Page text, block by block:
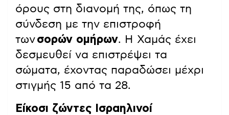
όρους στη διανομή της, όπως τη
σύνδεση με την επιστροφή
τωνσορών ομήρων. Η Χαμάς έχει
δεσμευθεί να επιστρέψει τα
σώματα, έχοντας παραδώσει μέχρι
στιγμής 15 από τα 28.
Είκοσι ζώντες Ισραηλινοί